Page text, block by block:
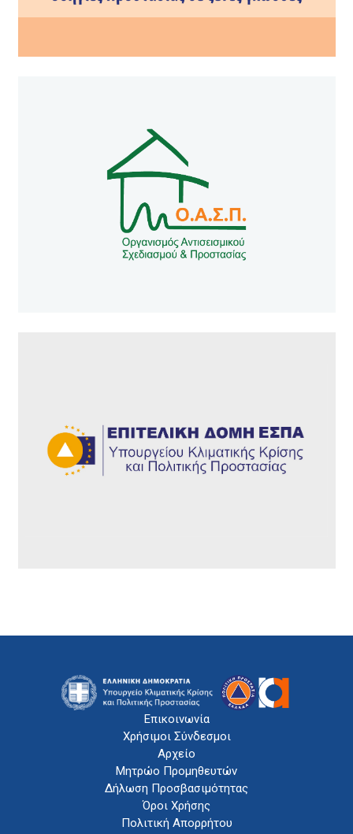
Επικοινωνία
Χρήσιμοι Σύνδεσμοι
Αρχείο
Μητρώο Προμηθευτών
Δήλωση Προσβασιμότητας
Όροι Χρήσης
Πολιτική Απορρήτου